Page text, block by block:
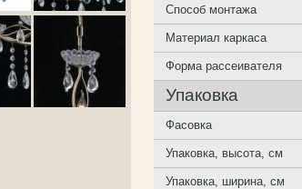
Способ монтажа
Материал каркаса
Форма рассеивателя
Упаковка
Фасовка
Упаковка, высота, см
Упаковка, ширина, см